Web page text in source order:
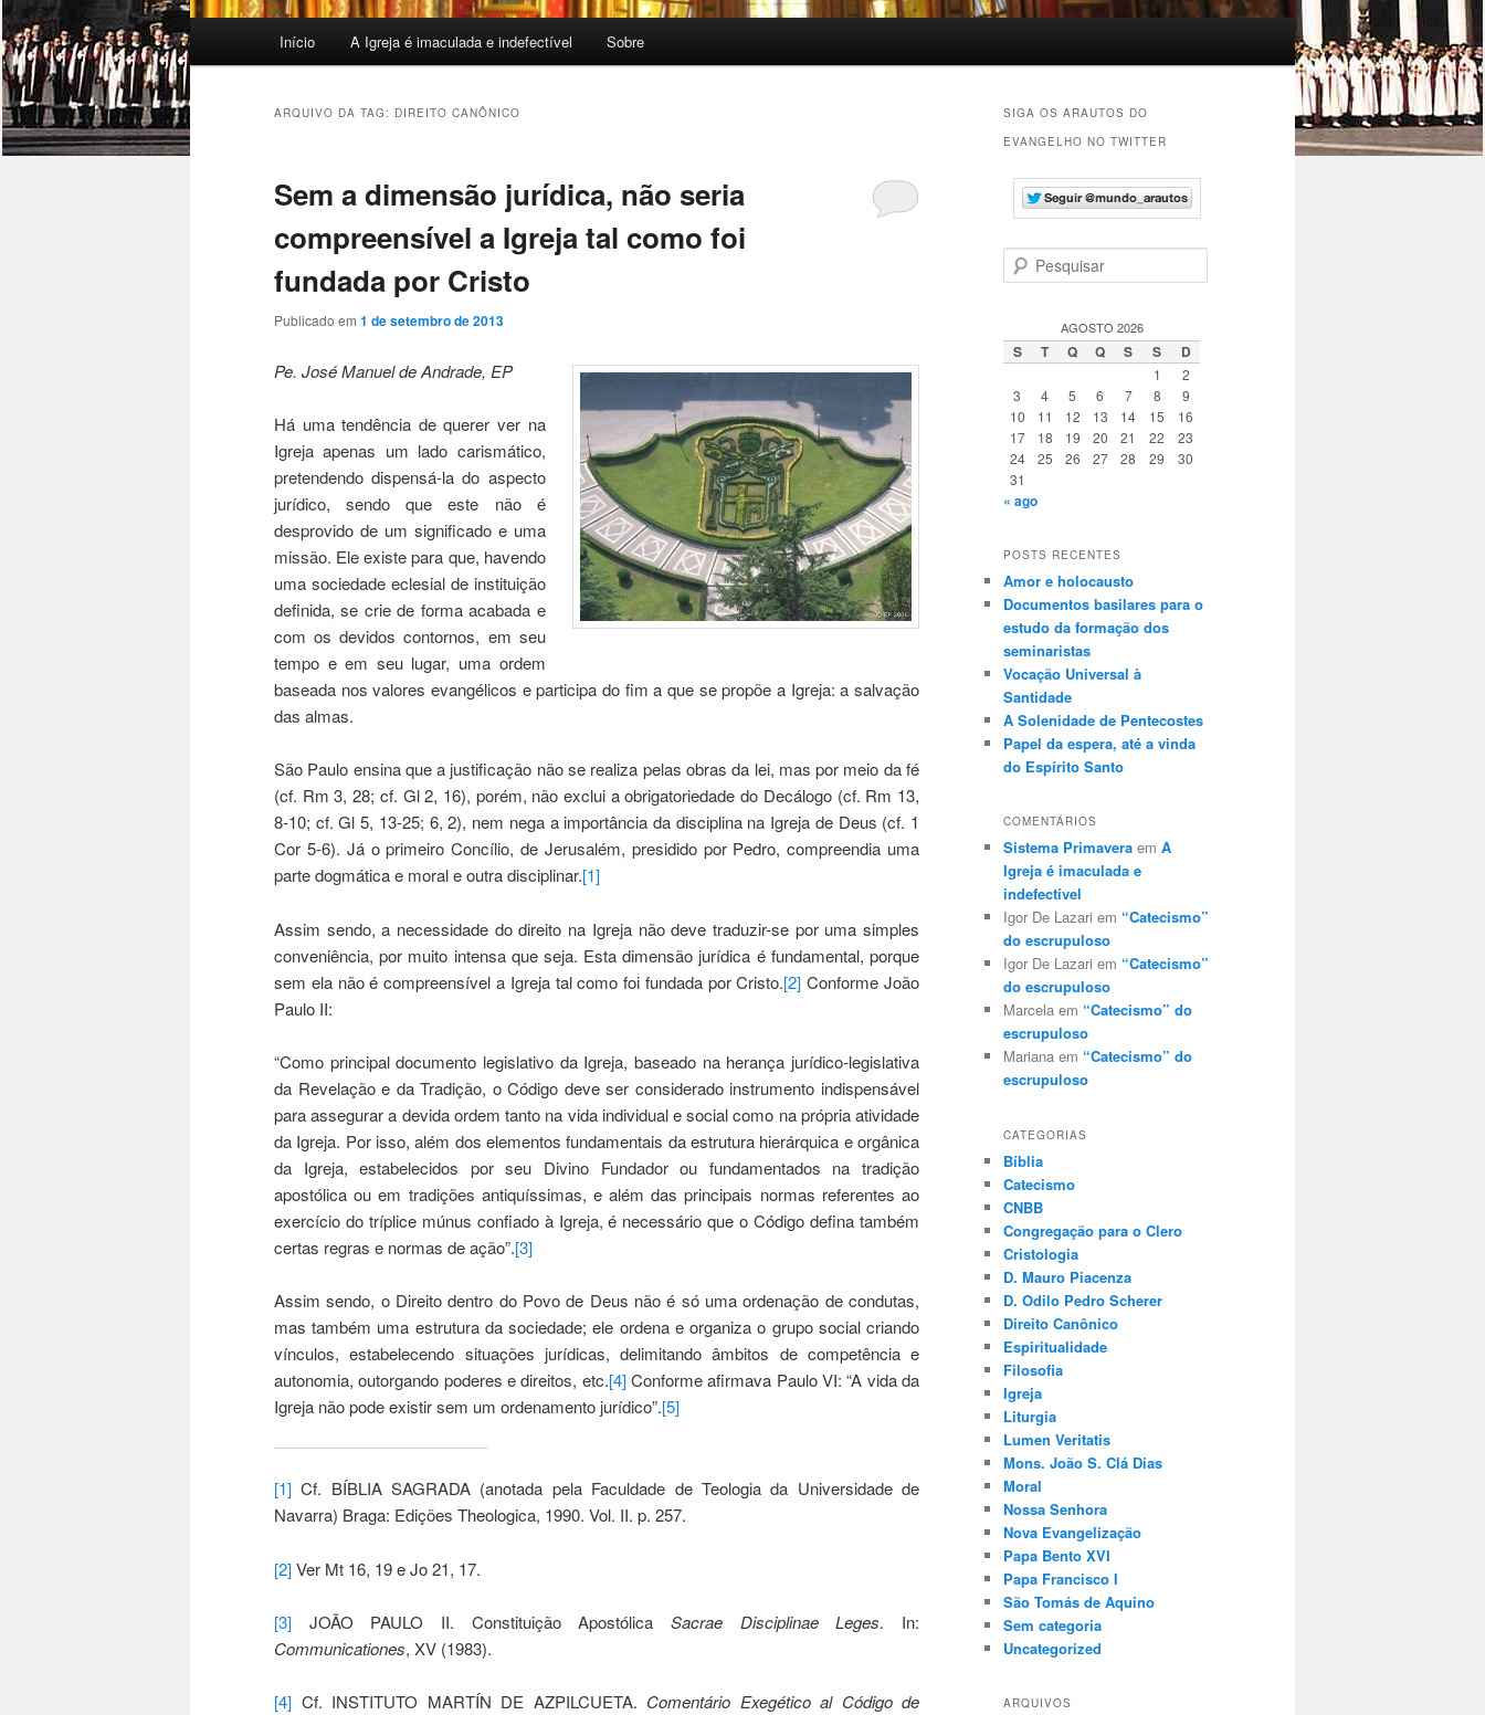
Início A Igreja é imaculada e indefectível Sobre
ARQUIVO DA TAG: DIREITO CANÔNICO
Sem a dimensão jurídica, não seria
compreensível a Igreja tal como foi
fundada por Cristo
Publicado em 1 de setembro de 2013
Pe. José Manuel de Andrade, EP
Há uma tendência de querer ver na
Igreja apenas um lado carismático,
pretendendo dispensá-la do aspecto
jurídico, sendo que este não é
desprovido de um significado e uma
missão. Ele existe para que, havendo
uma sociedade eclesial de instituição
definida, se crie de forma acabada e
com os devidos contornos, em seu
tempo e em seu lugar, uma ordem
baseada nos valores evangélicos e participa do fim a que se propõe a Igreja: a salvação
das almas.
São Paulo ensina que a justificação não se realiza pelas obras da lei, mas por meio da fé
(cf. Rm 3, 28; cf. Gl 2, 16), porém, não exclui a obrigatoriedade do Decálogo (cf. Rm 13,
8-10; cf. Gl 5, 13-25; 6, 2), nem nega a importância da disciplina na Igreja de Deus (cf. 1
Cor 5-6). Já o primeiro Concílio, de Jerusalém, presidido por Pedro, compreendia uma
parte dogmática e moral e outra disciplinar.[1]
Assim sendo, a necessidade do direito na Igreja não deve traduzir-se por uma simples
conveniência, por muito intensa que seja. Esta dimensão jurídica é fundamental, porque
sem ela não é compreensível a Igreja tal como foi fundada por Cristo.[2] Conforme João
Paulo II:
“Como principal documento legislativo da Igreja, baseado na herança jurídico-legislativa
da Revelação e da Tradição, o Código deve ser considerado instrumento indispensável
para assegurar a devida ordem tanto na vida individual e social como na própria atividade
da Igreja. Por isso, além dos elementos fundamentais da estrutura hierárquica e orgânica
da Igreja, estabelecidos por seu Divino Fundador ou fundamentados na tradição
apostólica ou em tradições antiquíssimas, e além das principais normas referentes ao
exercício do tríplice múnus confiado à Igreja, é necessário que o Código defina também
certas regras e normas de ação”.[3]
Assim sendo, o Direito dentro do Povo de Deus não é só uma ordenação de condutas,
mas também uma estrutura da sociedade; ele ordena e organiza o grupo social criando
vínculos, estabelecendo situações jurídicas, delimitando âmbitos de competência e
autonomia, outorgando poderes e direitos, etc.[4]Conforme afirmava Paulo VI: “A vida da
Igreja não pode existir sem um ordenamento jurídico”.[5]
[1] Cf. BÍBLIA SAGRADA (anotada pela Faculdade de Teologia da Universidade de
Navarra) Braga: Edições Theologica, 1990. Vol. II. p. 257.
[2]Ver Mt 16, 19 e Jo 21, 17.
[3] JOÃO PAULO II. Constituição Apostólica Sacrae Disciplinae Leges. In:
Communicationes, XV (1983).
[4] Cf. INSTITUTO MARTÍN DE AZPILCUETA. Comentário Exegético al Código de
SIGA OS ARAUTOS DO
EVANGELHO NO TWITTER
e
u
i
AGOSTO 2026
S T Q Q S S D
1
2
3
4 5 6 7 8
9
10
11 12 13 14 15
16
17
18 19 20 21 22
23
24
25 26 27 28 29
30
31
« ago
POSTS RECENTES
Amor e holocausto
Documentos basilares para o
estudo da formação dos
seminaristas
Vocação Universal à
Santidade
A Solenidade de Pentecostes
Papel da espera, até a vinda
do Espírito Santo
COMENTÁRIOS
Sistema Primavera em A
Igreja é imaculada e
indefectível
Igor De Lazari em “Catecismo”
do escrupuloso
Igor De Lazari em “Catecismo”
do escrupuloso
Marcela em “Catecismo” do
escrupuloso
Mariana em “Catecismo” do
escrupuloso
CATEGORIAS
Bíblia
Catecismo
CNBB
Congregação para o Clero
Cristologia
D. Mauro Piacenza
D. Odilo Pedro Scherer
Direito Canônico
Espiritualidade
Filosofia
Igreja
Liturgia
Lumen Veritatis
Mons. João S. Clá Dias
Moral
Nossa Senhora
Nova Evangelização
Papa Bento XVI
Papa Francisco I
São Tomás de Aquino
Sem categoria
Uncategorized
ARQUIVOS